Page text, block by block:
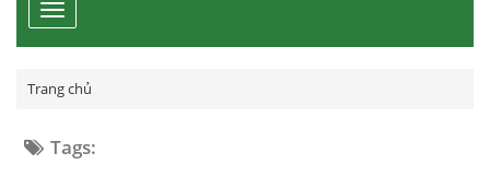
Toggle
navigation
Trang chủ
Tags: